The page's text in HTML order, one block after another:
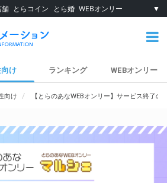
舗 とらコイン とら婚 WEBオンリー ▼
け ランキング WEBオンリー
向け 【とらのあなWEBオンリー】サービス終了の